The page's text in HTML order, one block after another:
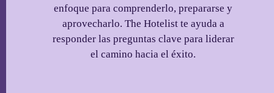
enfoque para comprenderlo, prepararse y
aprovecharlo. The Hotelist te ayuda a
responder las preguntas clave para liderar
el camino hacia el éxito.